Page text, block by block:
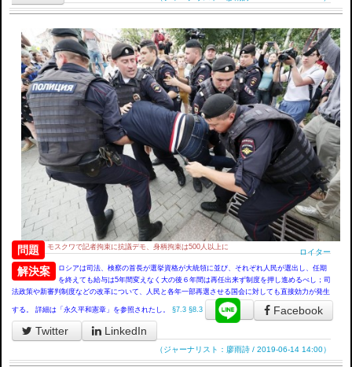
問題 モスクワで記者拘束に抗議デモ、身柄拘束は500人以上に
ロイター
解決案
ロシアは司法、検察の首長が選挙資格が大統領に並び、それぞれ人民が選出し、任期
を終えても給与は5年間変えなく大の後６年間は再任出来ず制度を押し進めるべし；司
法政策や新審判制度などの改革について、人民と各年一部再選させる国会に対しても直接効力が発生
する。 詳細は「永久平和憲章」を参照されたし。 §7.3 §8.3
Facebook
Twitter
LinkedIn
（ジャーナリスト：廖雨詩 / 2019-06-14 14:00）